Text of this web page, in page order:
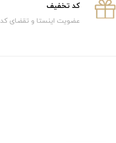
كد تخفيف
عضویت اینستا و تقضای کد